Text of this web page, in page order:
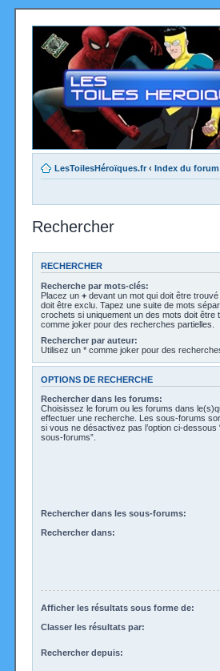
LesToilesHéroïques.fr ‹ Index du forum
Rechercher
RECHERCHER
Recherche par mots-clés:
Placez un + devant un mot qui doit être trouvé
doit être exclu. Tapez une suite de mots
crochets si uniquement un des mots doit être
comme joker pour des recherches partielles.
Rechercher par auteur:
Utilisez un * comme joker pour des
OPTIONS DE RECHERCHE
Rechercher dans les forums:
Choisissez le forum ou les forums dans
effectuer une recherche. Les sous-forums
si vous ne désactivez pas l’option ci-dessous
sous-forums”.
Rechercher dans les sous-forums:
Rechercher dans:
Afficher les résultats sous forme de:
Classer les résultats par:
Rechercher depuis: